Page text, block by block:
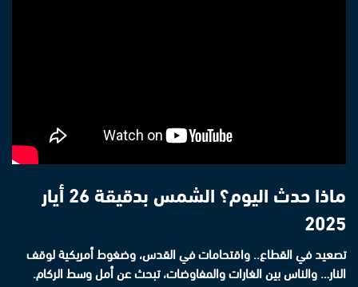
ماذا حدث اليوم؟ الشمس بدقيقة 26 أيار
2025
تصعيد في القطاع.. واقتحامات في القدس، وضغوط أمريكية لوقف
النار… والناس بين الغارات والمفاوضات، تبحث عن أمل وسط الركام.